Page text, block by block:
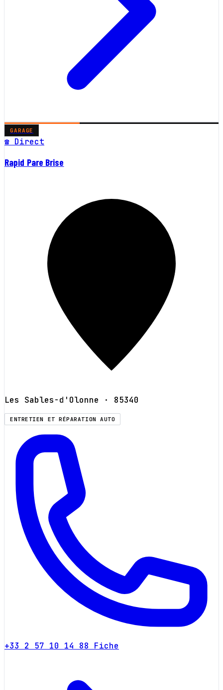
GARAGE
☎ Direct
Rapid Pare Brise
Les Sables-d'Olonne · 85340
ENTRETIEN ET RÉPARATION AUTO
+33 2 57 10 14 88 Fiche